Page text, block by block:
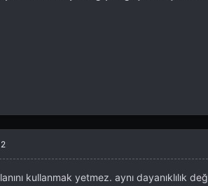
kullanmak yetmez. aynı dayanıklılık